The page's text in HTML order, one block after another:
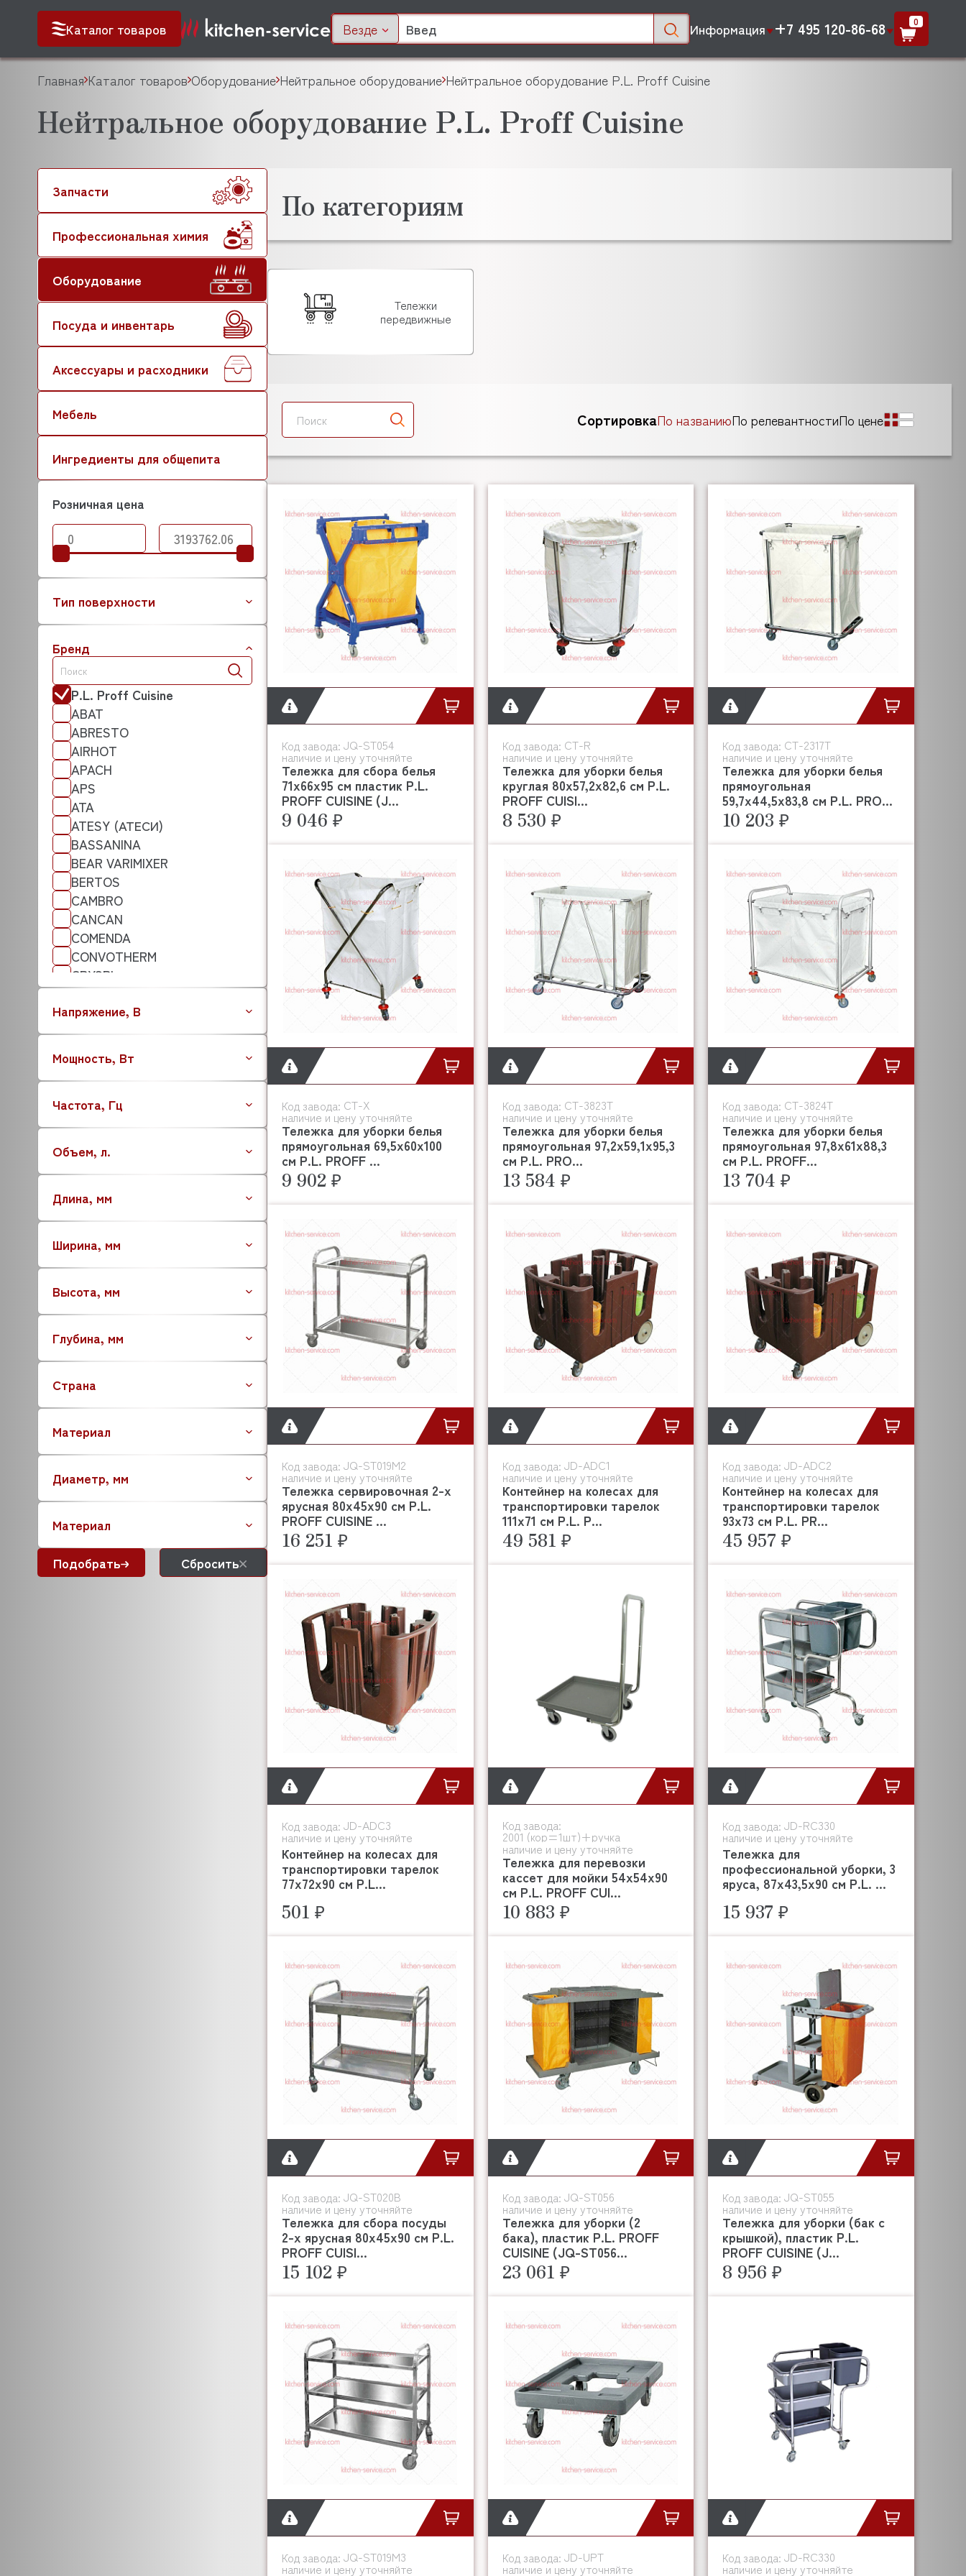
Каталог товаров Везде Информация +7 495 120-86-68 0
Главная Каталог товаров Оборудование Нейтральное оборудование Нейтральное оборудование P.L. Proff Cuisine
Нейтральное оборудование P.L. Proff Cuisine
Запчасти
Профессиональная химия
Оборудование
Посуда и инвентарь
Аксессуары и расходники
Мебель
Ингредиенты для общепита
Розничная цена
Тип поверхности
Бренд
P.L. Proff Cuisine
ABAT
ABRESTO
AIRHOT
APACH
APS
ATA
ATESY (АТЕСИ)
BASSANINA
BEAR VARIMIXER
BERTOS
CAMBRO
CANCAN
COMENDA
CONVOTHERM
CRYSPI
CUPPONE
DANUBE
DIHR
EKSI
ELECTROLUX (ZANUSSI)
ELETTROBAR
ELFRAMO
FAGOR
FIMAR
FOLLETT
FORCAR
FRIULI
GAM
GARBIN
EMPERO
GASTRORAG
GIERRE
GRILL MASTER
HALLDE
FOODATLAS
HURAKAN
IRINOX
ITERMA (ИТЕРМА)
ITPIZZA
GPSTEEL
KAYMAN (КАЙМАН)
KLARCO
Напряжение, В
Мощность, Вт
Частота, Гц
Объем, л.
Длина, мм
Ширина, мм
Высота, мм
Глубина, мм
Страна
Материал
Диаметр, мм
Материал
Подобрать Сбросить
По категориям
Тележки
передвижные
СортировкаПо названиюПо релевантностиПо цене
Код завода: JQ-ST054
наличие и цену уточняйте
Тележка для сбора белья
71х66х95 см пластик P.L.
PROFF CUISINE (J...
9 046 ₽
Код завода: CT-R
наличие и цену уточняйте
Тележка для уборки белья
круглая 80х57,2х82,6 см P.L.
PROFF CUISI...
8 530 ₽
Код завода: CT-2317T
наличие и цену уточняйте
Тележка для уборки белья
прямоугольная
59,7х44,5х83,8 см P.L. PRO...
10 203 ₽
Код завода: CT-X
наличие и цену уточняйте
Тележка для уборки белья
прямоугольная 69,5х60х100
см P.L. PROFF ...
9 902 ₽
Код завода: CT-3823T
наличие и цену уточняйте
Тележка для уборки белья
прямоугольная 97,2х59,1х95,3
см P.L. PRO...
13 584 ₽
Код завода: CT-3824T
наличие и цену уточняйте
Тележка для уборки белья
прямоугольная 97,8х61х88,3
см P.L. PROFF...
13 704 ₽
Код завода: JQ-ST019M2
наличие и цену уточняйте
Тележка сервировочная 2-х
ярусная 80х45х90 см P.L.
PROFF CUISINE ...
16 251 ₽
Код завода: JD-ADC1
наличие и цену уточняйте
Контейнер на колесах для
транспортировки тарелок
111х71 см P.L. P...
49 581 ₽
Код завода:JD-ADC2
наличие и цену уточняйте
Контейнер на колесах для
транспортировки тарелок
93х73 см P.L. PR...
45 957 ₽
Код завода: JD-ADC3
наличие и цену уточняйте
Контейнер на колесах для
транспортировки тарелок
77х72х90 см P.L...
501 ₽
Код завода:
2001 (кор=1шт)+ручка
наличие и цену уточняйте
Тележка для перевозки
кассет для мойки 54х54х90
см P.L. PROFF CUI...
10 883 ₽
Код завода:JD-RC330
наличие и цену уточняйте
Тележка для
профессиональной уборки, 3
яруса, 87х43,5х90 см P.L. ...
15 937 ₽
Код завода: JQ-ST020B
наличие и цену уточняйте
Тележка для сбора посуды
2-х ярусная 80х45х90 см P.L.
PROFF CUISI...
15 102 ₽
Код завода: JQ-ST056
наличие и цену уточняйте
Тележка для уборки (2
бака), пластик P.L. PROFF
CUISINE (JQ-ST056...
23 061 ₽
Код завода:JQ-ST055
наличие и цену уточняйте
Тележка для уборки (бак с
крышкой), пластик P.L.
PROFF CUISINE (J...
8 956 ₽
Код завода: JQ-ST019М3
наличие и цену уточняйте
Код завода: JD-UPT
наличие и цену уточняйте
Код завода:JD-RC330
наличие и цену уточняйте